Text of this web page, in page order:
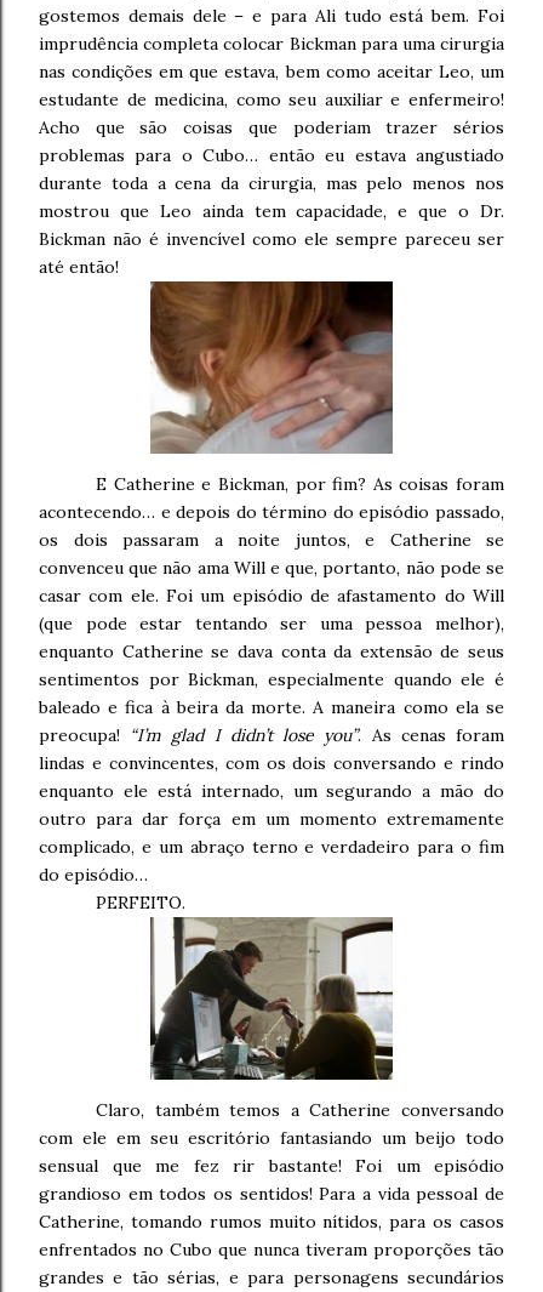
gostemos demais dele – e para Ali tudo está bem. Foi
imprudência completa colocar Bickman para uma cirurgia
nas condições em que estava, bem como aceitar Leo, um
estudante de medicina, como seu auxiliar e enfermeiro!
Acho que são coisas que poderiam trazer sérios
problemas para o Cubo… então eu estava angustiado
durante toda a cena da cirurgia, mas pelo menos nos
mostrou que Leo ainda tem capacidade, e que o Dr.
Bickman não é invencível como ele sempre pareceu ser
até então!
E Catherine e Bickman, por fim? As coisas foram
acontecendo… e depois do término do episódio passado,
os dois passaram a noite juntos, e Catherine se
convenceu que não ama Will e que, portanto, não pode se
casar com ele. Foi um episódio de afastamento do Will
(que pode estar tentando ser uma pessoa melhor),
enquanto Catherine se dava conta da extensão de seus
sentimentos por Bickman, especialmente quando ele é
baleado e fica à beira da morte. A maneira como ela se
preocupa! “I’m glad I didn’t lose you”. As cenas foram
lindas e convincentes, com os dois conversando e rindo
enquanto ele está internado, um segurando a mão do
outro para dar força em um momento extremamente
complicado, e um abraço terno e verdadeiro para o fim
do episódio…
PERFEITO.
Claro, também temos a Catherine conversando
com ele em seu escritório fantasiando um beijo todo
sensual que me fez rir bastante! Foi um episódio
grandioso em todos os sentidos! Para a vida pessoal de
Catherine, tomando rumos muito nítidos, para os casos
enfrentados no Cubo que nunca tiveram proporções tão
grandes e tão sérias, e para personagens secundários